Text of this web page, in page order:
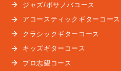
ジャズ/ボサノバコース
アコースティックギターコース
クラシックギターコース
キッズギターコース
プロ志望コース